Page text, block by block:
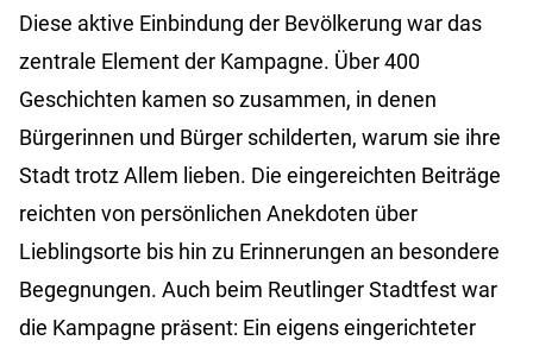
Diese aktive Einbindung der Bevölkerung war das
zentrale Element der Kampagne. Über 400
Geschichten kamen so zusammen, in denen
Bürgerinnen und Bürger schilderten, warum sie ihre
Stadt trotz Allem lieben. Die eingereichten Beiträge
reichten von persönlichen Anekdoten über
Lieblingsorte bis hin zu Erinnerungen an besondere
Begegnungen. Auch beim Reutlinger Stadtfest war
die Kampagne präsent: Ein eigens eingerichteter